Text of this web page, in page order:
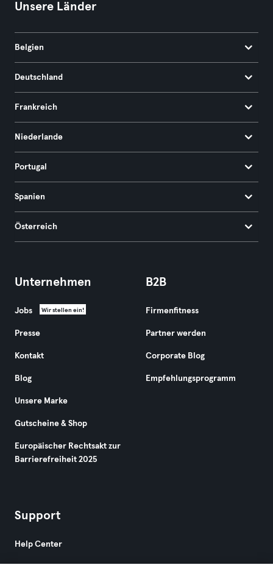
Unsere Länder
Belgien
Deutschland
Frankreich
Niederlande
Portugal
Spanien
Österreich
Unternehmen
Jobs Wir stellen ein!
Presse
Kontakt
Blog
Unsere Marke
Gutscheine & Shop
Europäischer Rechtsakt zur
Barrierefreiheit 2025
B2B
Firmenfitness
Partner werden
Corporate Blog
Empfehlungsprogramm
Support
Help Center